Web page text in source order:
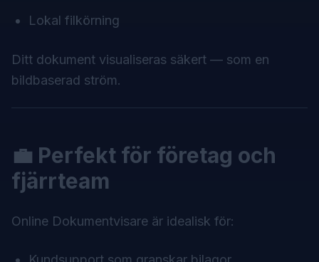
Lokal filkörning
Ditt dokument visualiseras säkert — som en
bildbaserad ström.
💼 Perfekt för företag och
fjärrteam
Online Dokumentvisare är idealisk för: